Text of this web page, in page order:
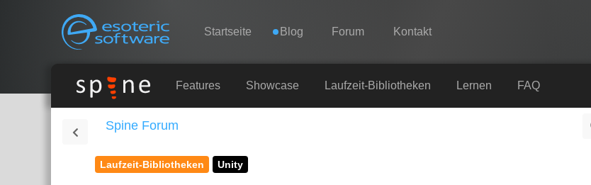
Esoteric Software
Navigation Startseite Blog Forum Kontakt
STARTSEITE Spine
Features Showcase Laufzeit-Bibliotheken Lernen FAQ
Spine Forum
Laufzeit-Bibliotheken Unity